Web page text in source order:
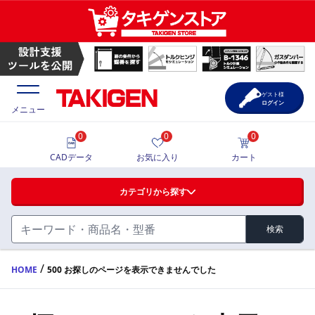
ハンドル・取手・つまみ・周辺機器
FA・A
蝶番・ステー・周辺機器
価格一覧
製品カタログ
メニュー
カテゴリから探す
検索
0
CADデータ
0
お気に入り
0
カート
ゲスト様
ログイン
HOME / 500 お探しのページを表示できませんでした